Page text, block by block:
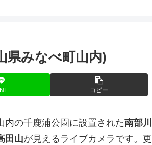
県みなべ町山内)
コピー
内の千鹿浦公園に設置された南部川
田山が見えるライブカメラです。更